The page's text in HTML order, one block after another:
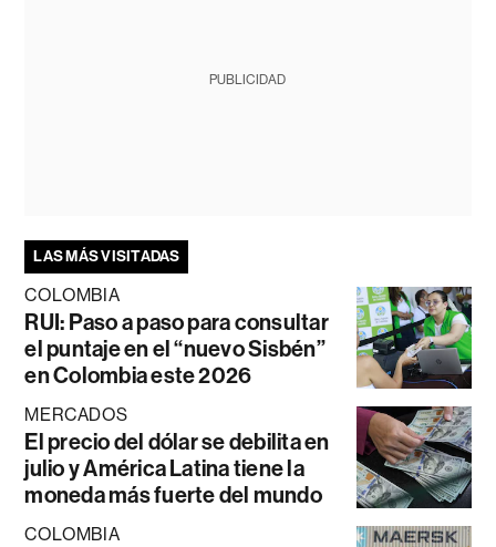
PUBLICIDAD
LAS MÁS VISITADAS
COLOMBIA
RUI: Paso a paso para consultar
el puntaje en el “nuevo Sisbén”
en Colombia este 2026
MERCADOS
El precio del dólar se debilita en
julio y América Latina tiene la
moneda más fuerte del mundo
COLOMBIA